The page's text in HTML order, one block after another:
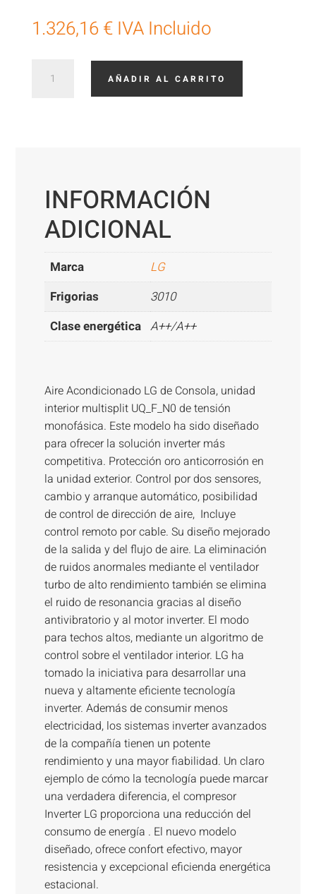
1.326,16€ IVA Incluido
AcondicionadoAÑADIR AL CARRITO
INFORMACIÓN
ADICIONAL
Marca
LG
Frigorias
3010
Clase energética A++/A++
Aire Acondicionado LG de Consola, unidad
interior multisplit UQ_F_N0 de tensión
monofásica. Este modelo ha sido diseñado
para ofrecer la solución inverter más
competitiva. Protección oro anticorrosión en
la unidad exterior. Control por dos sensores,
cambio y arranque automático, posibilidad
de control de dirección de aire, Incluye
control remoto por cable. Su diseño mejorado
de la salida y del flujo de aire. La eliminación
de ruidos anormales mediante el ventilador
turbo de alto rendimiento también se elimina
el ruido de resonancia gracias al diseño
antivibratorio y al motor inverter. El modo
para techos altos, mediante un algoritmo de
control sobre el ventilador interior. LG ha
tomado la iniciativa para desarrollar una
nueva y altamente eficiente tecnología
inverter. Además de consumir menos
electricidad, los sistemas inverter avanzados
de la compañía tienen un potente
rendimiento y una mayor fiabilidad. Un claro
ejemplo de cómo la tecnología puede marcar
una verdadera diferencia, el compresor
Inverter LG proporciona una reducción del
consumo de energía . El nuevo modelo
diseñado, ofrece confort efectivo, mayor
resistencia y excepcional eficienda energética
estacional.